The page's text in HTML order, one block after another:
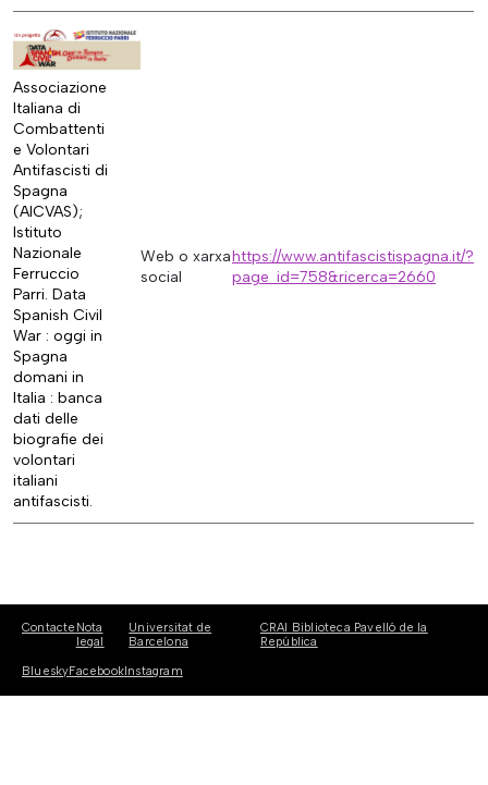
Associazione
Italiana di
Combattenti
e Volontari
Antifascisti di
Spagna
(AICVAS);
Istituto
Nazionale
Ferruccio
Parri. Data
Spanish Civil
War : oggi in
Spagna
domani in
Italia : banca
dati delle
biografie dei
volontari
italiani
antifascisti.
Web o xarxa
social
https://www.antifascistispagna.it/?
page_id=758&ricerca=2660
Contacte Nota
legal
Universitat de
Barcelona
CRAI Biblioteca Pavelló de la
República
BlueskyFacebookInstagram